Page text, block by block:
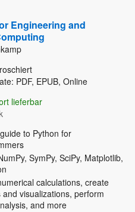
Engineering and
PDF, EPUB, Online
lieferbar
to Python for
SymPy, SciPy, Matplotlib,
calculations, create
and visualizations, perform
and more